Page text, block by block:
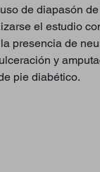
de diapasón
el estudio
presencia de
y
pie diabético.